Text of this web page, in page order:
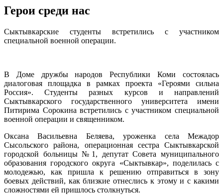
Герои среди нас
Сыктывкарские студенты встретились с участником
специальной военной операции.
В Доме дружбы народов Республики Коми состоялась
диалоговая площадка в рамках проекта «Героями сильна
Россия». Студенты разных курсов и направлений
Сыктывкарского государственного университета имени
Питирима Сорокина встретились с участником специальной
военной операции и священником.
Оксана Васильевна Беляева, уроженка села Межадор
Сысольского района, операционная сестра Сыктывкарской
городской больницы №1, депутат Совета муниципального
образования городского округа «Сыктывкар», поделилась с
молодежью, как пришла к решению отправиться в зону
боевых действий, как близкие отнеслись к этому и с какими
сложностями ей пришлось столкнуться.